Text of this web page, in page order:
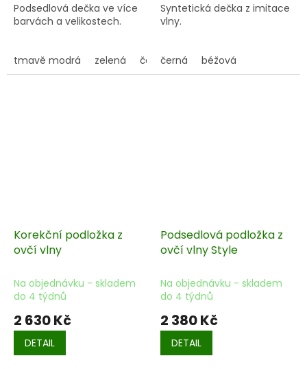
Podsedlová dečka ve více
barvách a velikostech.
tmavě modrá zelená červená růžová
Syntetická dečka z imitace
vlny.
černá béžová
Korekční podložka z
ovčí vlny
Na objednávku - skladem
do 4 týdnů
2 630 Kč
DETAIL
Podsedlová podložka z
ovčí vlny Style
Na objednávku - skladem
do 4 týdnů
2 380 Kč
DETAIL